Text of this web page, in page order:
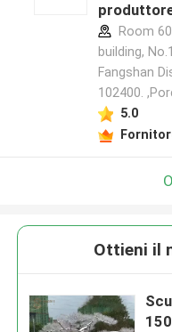
Room
building,
Fangshan
102400.
5.0
Ottieni il